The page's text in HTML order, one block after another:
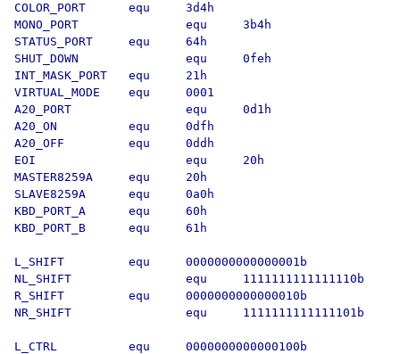
COLOR_PORT      equ     3d4h
MONO_PORT               equ     3b4h
STATUS_PORT     equ     64h
SHUT_DOWN               equ     0feh
INT_MASK_PORT   equ     21h
VIRTUAL_MODE    equ     0001
A20_PORT                equ     0d1h
A20_ON          equ     0dfh
A20_OFF         equ     0ddh
EOI                     equ     20h
MASTER8259A     equ     20h
SLAVE8259A      equ     0a0h
KBD_PORT_A      equ     60h
KBD_PORT_B      equ     61h
L_SHIFT         equ     0000000000000001b
NL_SHIFT                equ     1111111111111110b
R_SHIFT         equ     0000000000000010b
NR_SHIFT                equ     1111111111111101b
L_CTRL          equ     0000000000000100b